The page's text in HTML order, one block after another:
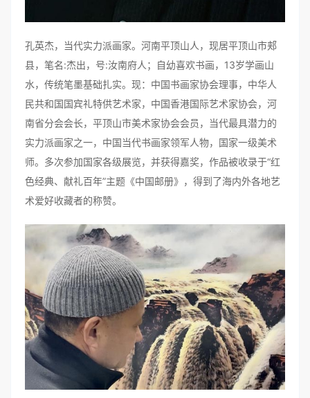
孔英杰，当代实力派画家。河南平顶山人，现居平顶山市郏
县，笔名:杰出，号:汝南府人；自幼喜欢书画，13岁学画山
水，传统笔墨基础扎实。现：中国书画家协会理事，中华人
民共和国国宾礼特供艺术家，中国香港国际艺术家协会，河
南省分会会长，平顶山市美术家协会会员，当代最具潜力的
实力派画家之一，中国当代书画家领军人物，国家一级美术
师。多次参加国家各级展览，并获得嘉奖，作品被收录于“红
色经典、献礼百年”主题《中国邮册》，得到了海内外各地艺
术爱好收藏者的称赞。